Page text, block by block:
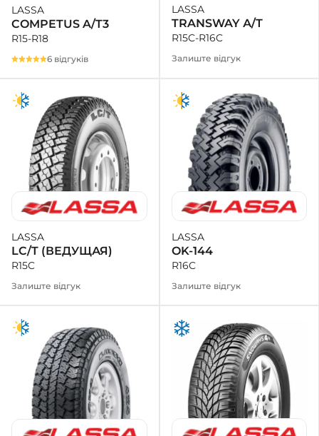
LASSA
COMPETUS A/T3
R15-R18
6 відгуків
LASSA
TRANSWAY А/Т
R15C-R16C
Залиште відгук
LASSA
LC/T (ВЕДУЩАЯ)
R15C
Залиште відгук
LASSA
OK-144
R16C
Залиште відгук